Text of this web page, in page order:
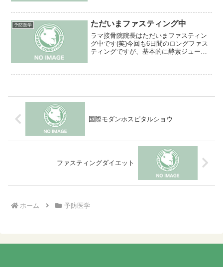
清涼飲料水、ジャム、アイスクリーム、
ガムなど多くの...
予防医学 ただいまファスティング中
ラマ接骨院院長はただいまファスティン
グ中です(笑)今回も6日間のロングファス
ティングですが、基本的に酵素ジュース
ば不味くはありませんよ(*^^)vさて何で6
国際モダンホスピタルショウ
ファスティングダイエット
ホーム 予防医学